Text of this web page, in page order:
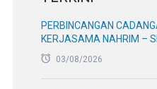
PERBINCANGAN
KERJASAMA NAHRIM –
03/08/2026